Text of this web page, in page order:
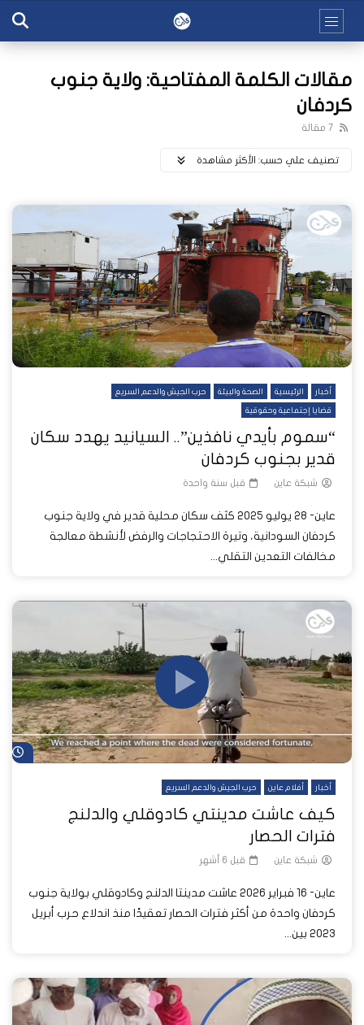
مقالات الكلمة المفتاحية: ولاية جنوب
كردفان
7 مقالة
تصنيف علي حسب: اﻷكثر مشاهدة
أخبار الرئيسية الصحة والبيئة حرب الجيش والدعم السريع
قضايا إجتماعية وحقوقية
“سموم بأيدي نافذين”.. السيانيد يهدد سكان
قدير بجنوب كردفان
شبكة عاين قبل سنة واحدة
عاين- 28 يوليو 2025 كثف سكان محلية قدير في ولاية جنوب
كردفان السودانية، وتيرة الاحتجاجات والرفض لأنشطة معالجة
مخالفات التعدين التقلي...
أخبار أفلام عاين حرب الجيش والدعم السريع
كيف عاشت مدينتي كادوقلي والدلنج
فترات الحصار
شبكة عاين قبل 6 أشهر
عاين- 16 فبراير 2026 عاشت مدينتا الدلنج وكادوقلي بولاية جنوب
كردفان واحدة من أكثر فترات الحصار تعقيدًا منذ اندلاع حرب أبريل
2023 بين...